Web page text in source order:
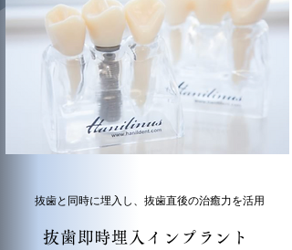
抜歯と同時に埋入し、抜歯直後の治癒力を活用
抜歯即時埋入インプラント